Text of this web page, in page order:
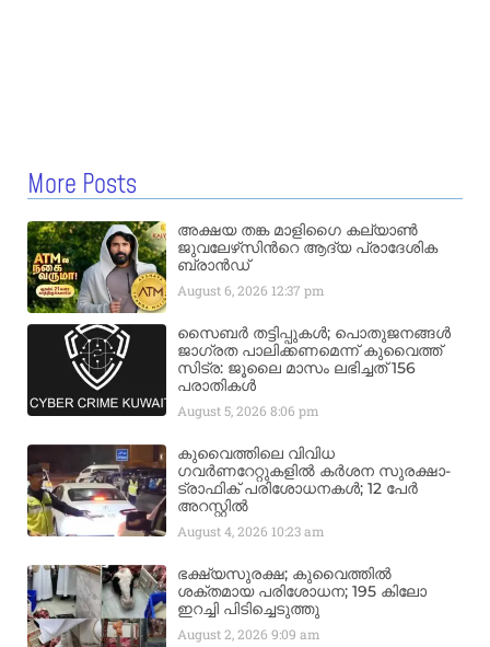
More Posts
അക്ഷയ തങ്ക മാളിഗൈ കല്യാണ്‍
ജുവലേഴ്‌സിന്‍റെ ആദ്യ പ്രാദേശിക
ബ്രാന്‍ഡ്
August 6, 2026 12:37 pm
സൈബർ തട്ടിപ്പുകൾ; പൊതുജനങ്ങൾ
ജാഗ്രത പാലിക്കണമെന്ന് കുവൈത്ത്
സിട്ര: ജൂലൈ മാസം ലഭിച്ചത് 156
പരാതികൾ
August 5, 20268:06 pm
കുവൈത്തിലെ വിവിധ
ഗവർണറേറ്റുകളിൽ കർശന സുരക്ഷാ-
ട്രാഫിക് പരിശോധനകൾ; 12 പേർ
അറസ്റ്റിൽ
August 4, 2026 10:23 am
ഭക്ഷ്യസുരക്ഷ; കുവൈത്തിൽ
ശക്തമായ പരിശോധന; 195 കിലോ
ഇറച്ചി പിടിച്ചെടുത്തു
August 2, 20269:09 am